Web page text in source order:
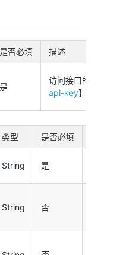
是否必填 描述
是
访问接口的权限
api-key】
类型 是否必填
String 是
String 否